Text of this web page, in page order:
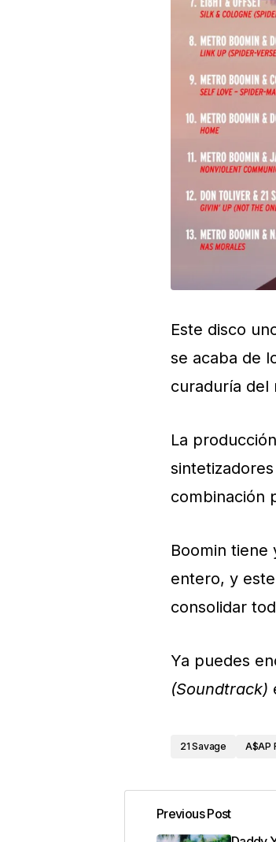
Este disco
se acaba de
curaduría del
La
combinación
Boomin tiene
entero, y
consolidar
Ya puedes
(Soundtrack)
21 Savage A$AP
Previous Post